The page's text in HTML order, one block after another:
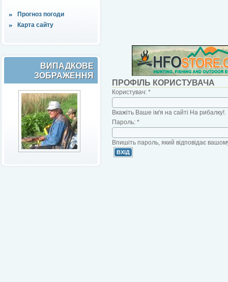
Прогноз погоди
Карта сайту
ВИПАДКОВЕ
ЗОБРАЖЕННЯ
ПРОФІЛЬ КОРИСТУВАЧА
Користувач: *
Вкажіть Ваше ім'я на сайті На рибалку!.
Пароль: *
Впишіть пароль, який відповідає